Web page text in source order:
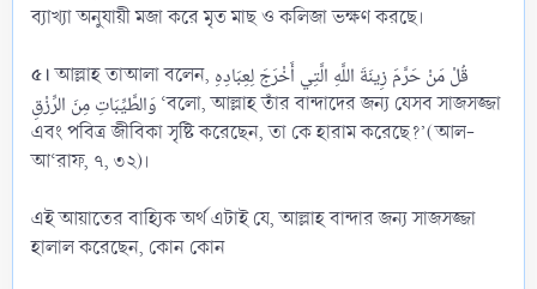
ব্যাখ্যা অনুযায়ী মজা করে মৃত মাছ ও কলিজা ভক্ষণ করছে।
৫।আল্লাহ তাআলা বলেন, قُلْ مَنْ حَرَّمَ زِينَةَ اللَّهِ الَّتِي أَخْرَجَ لِعِبَادِهِ
وَالطَّيِّبَاتِ مِنَ الرِّزْقِ ‘বলো, আল্লাহ তাঁর বান্দাদের জন্য যেসব সাজসজ্জা
এবং পবিত্র জীবিকা সৃষ্টি করেছেন, তা কে হারাম করেছে?’(আল-
আ‘রাফ, ৭, ৩২)।
এই আয়াতের বাহ্যিক অর্থ এটাই যে, আল্লাহ বান্দার জন্য সাজসজ্জা
হালাল করেছেন, কোন কোন